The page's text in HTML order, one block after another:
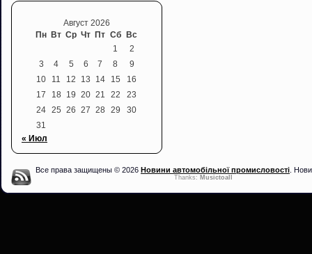
Август 2026
Пн Вт Ср Чт Пт Сб
Вс
1
2
3
4 5 6 7 8
9
10
11 12 13 14 15
16
17
18 19 20 21 22
23
24 25 26 27 28 29
30
31
« Июл
Все права защищены © 2026 Новини автомобільної промисловості .
Thanks: Musictoall